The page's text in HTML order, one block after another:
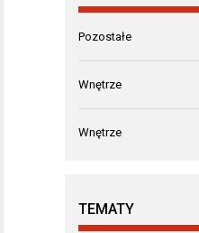
Pozostałe
Wnętrze
Wnętrze
TEMATY